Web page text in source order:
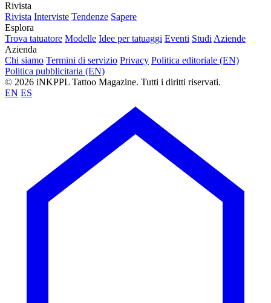
Rivista
Rivista Interviste Tendenze Sapere
Esplora
Trova tatuatore Modelle Idee per tatuaggi Eventi StudiAziende
Azienda
Chi siamo Termini di servizio Privacy Politica editoriale (EN)
Politica pubblicitaria (EN)
© 2026 iNKPPL Tattoo Magazine. Tutti i diritti riservati.
EN ES